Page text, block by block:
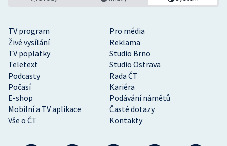
TV program
Pro média
Živé vysílání
Reklama
TV poplatky
Studio Brno
Teletext
Studio Ostrava
Podcasty
Rada ČT
Počasí
Kariéra
E-shop
Podávání námětů
Mobilní a TV aplikace
Časté dotazy
Vše o ČT
Kontakty